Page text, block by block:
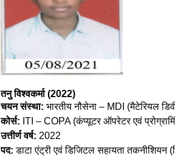
तनु विश्वकर्मा (2022)
चयन संस्था: भारतीय नौसेना – MDI (मैटेरियल
कोर्स: ITI – COPA (कंप्यूटर ऑपरेटर एवं
उत्तीर्ण वर्ष: 2022
पद: डाटा एंट्री एवं डिजिटल सहायता तकनीशियन